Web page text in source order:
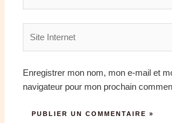
Enregistrer mon nom, mon e-mail et
navigateur pour mon prochain